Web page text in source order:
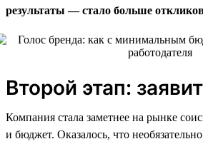
результаты — стало больше
Второй этап:
Компания стала заметнее на рынке
и бюджет. Оказалось, что необязательно